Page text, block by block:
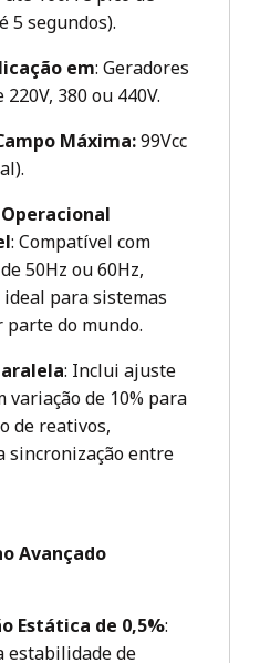
5 segundos).
em: Geradores
380 ou 440V.
Máxima:99Vcc
: Compatível com
50Hz ou 60Hz,
para sistemas
parte do mundo.
: Inclui ajuste
variação de 10% para
de reativos,
sincronização entre
Avançado
Estática de 0,5%:
estabilidade de